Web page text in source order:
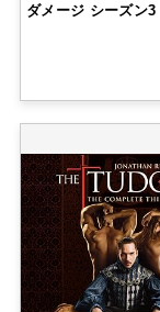
ダメージ シーズン3